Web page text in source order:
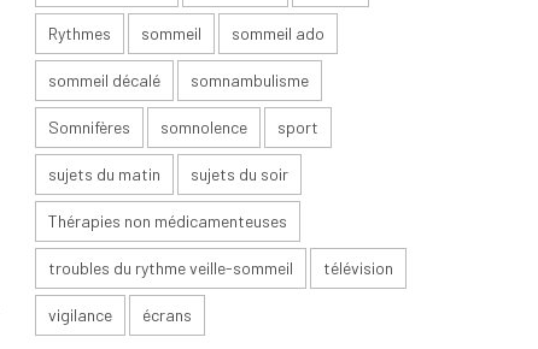
Rythmes sommeil sommeil ado
sommeil décalé somnambulisme
Somnifères somnolence sport
sujets du matin sujets du soir
Thérapies non médicamenteuses
troubles du rythme veille-sommeil télévision
vigilance écrans